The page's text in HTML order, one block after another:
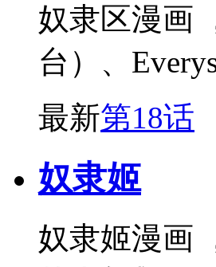
奴隶区漫画
台）、
最新第18话
奴隶姬
奴隶姬漫画